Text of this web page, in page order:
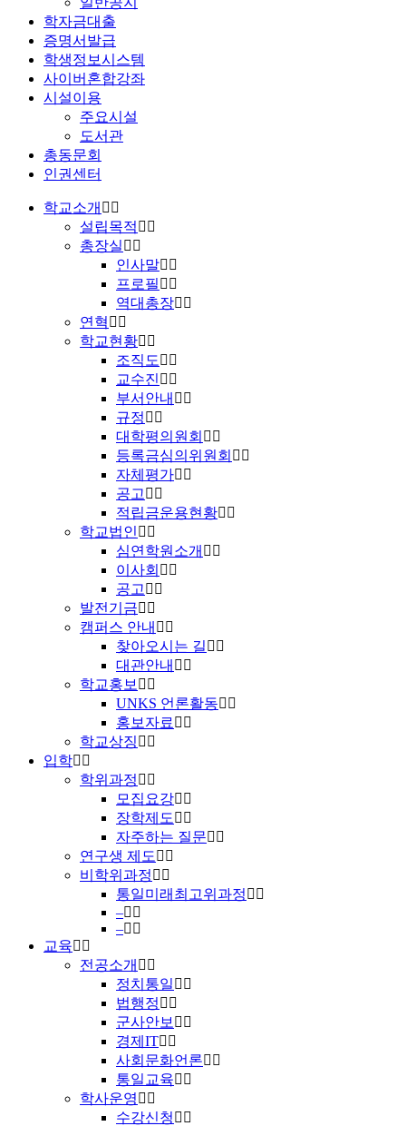
학자금대출
증명서발급
학생정보시스템
사이버혼합강좌
시설이용
주요시설
도서관
총동문회
인권센터
학교소개
설립목적
총장실
인사말
프로필
역대총장
연혁
학교현황
조직도
교수진
부서안내
규정
대학평의원회
등록금심의위원회
자체평가
공고
적립금운용현황
학교법인
심연학원소개
이사회
공고
발전기금
캠퍼스 안내
찾아오시는 길
대관안내
학교홍보
UNKS 언론활동
홍보자료
학교상징
입학
학위과정
모집요강
장학제도
자주하는 질문
연구생 제도
비학위과정
통일미래최고위과정
–
–
교육
전공소개
정치통일
법행정
군사안보
경제IT
사회문화언론
통일교육
학사운영
수강신청